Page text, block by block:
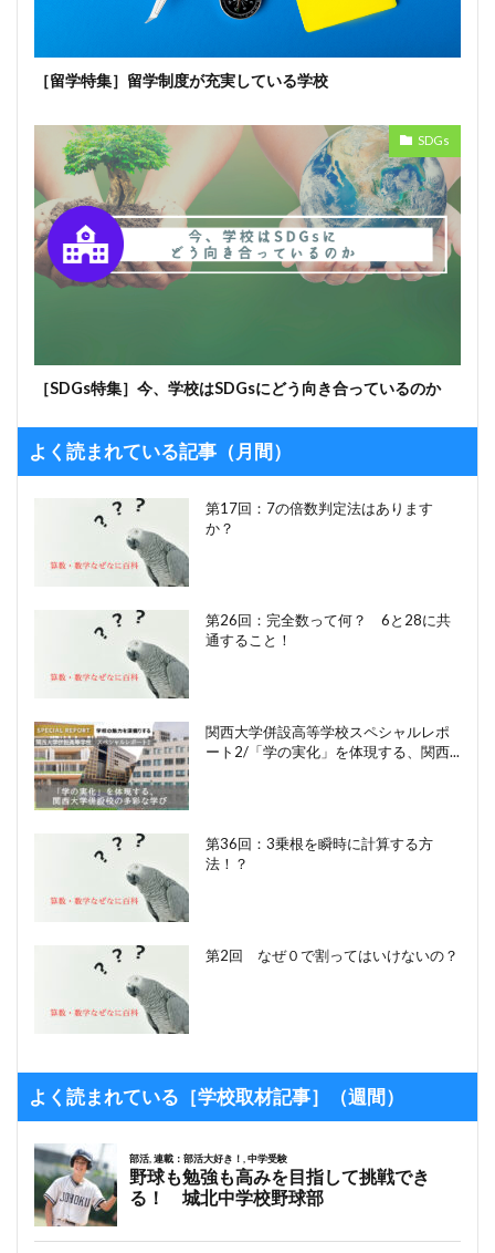
［留学特集］留学制度が充実している学校
SDGs
［SDGs特集］今、学校はSDGsにどう向き合っているのか
よく読まれている記事（月間）
第17回：7の倍数判定法はあります
か？
第26回：完全数って何？ 6と28に共
通すること！
関西大学併設高等学校スペシャルレポ
ート2/「学の実化」を体現する、関西...
第36回：3乗根を瞬時に計算する方
法！？
第2回 なぜ０で割ってはいけないの？
よく読まれている［学校取材記事］（週間）